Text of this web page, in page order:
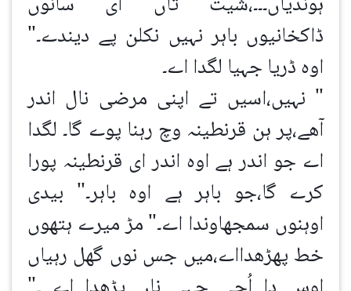
ڈاکخانیوں باہر نہیں نکلن پے دیندے۔"
اوہ ڈریا جہیا لگدا اے۔
" نہیں،اسیں تے اپنی مرضی نال اندر
آھے،پر ہن قرنطینہ وچ رہنا پوے گا۔ لگدا
اے جو اندر ہے اوہ اندر ای قرنطینہ پورا
کرے گا،جو باہر ہے اوہ باہر۔" بیدی
اوہنوں سمجھاوندا اے۔" مڑ میرے ہتھوں
خط پھڑھدااے،میں جس نوں گھل رہیاں